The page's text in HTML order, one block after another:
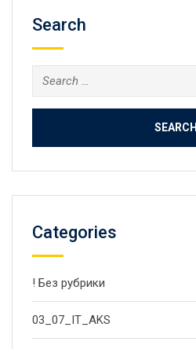
Search
Search
for:
Categories
! Без рубрики
03_07_IT_AKS